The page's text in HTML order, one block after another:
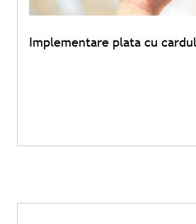
Implementare plata cu